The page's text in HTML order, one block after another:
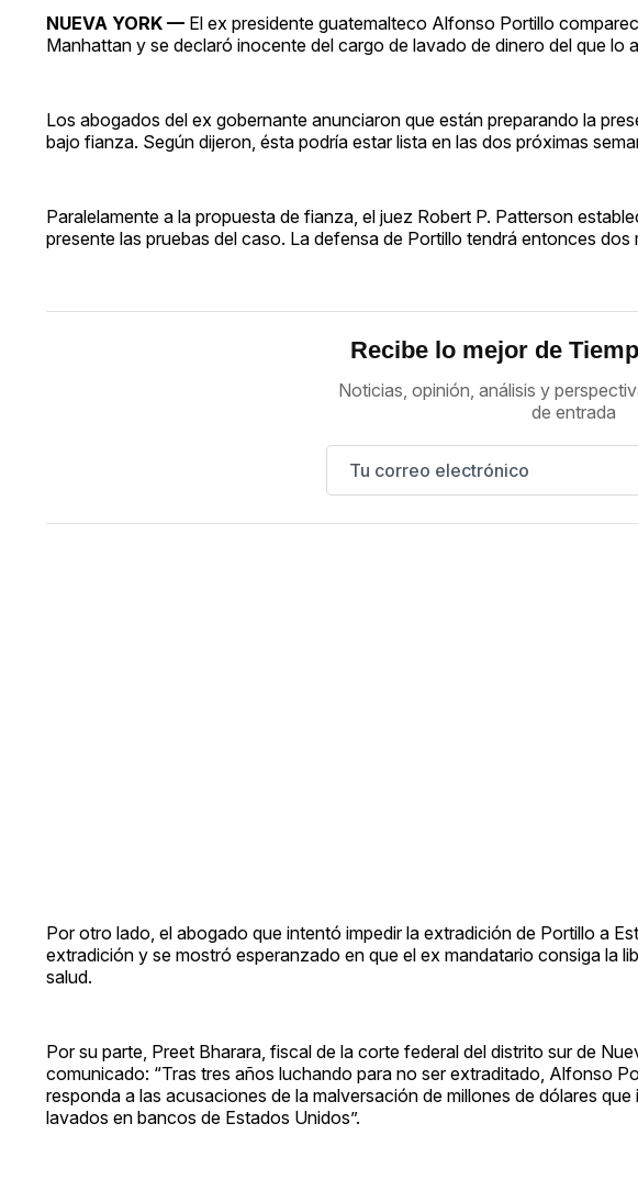
NUEVA YORK — El ex presidente guatemalteco Alfonso Portillo
Manhattan y se declaró inocente del cargo de lavado de dinero del que lo
Los abogados del ex gobernante anunciaron que están preparando la
bajo fianza. Según dijeron, ésta podría estar lista en las dos próximas
Paralelamente a la propuesta de fianza, el juez Robert P. Patterson
presente las pruebas del caso. La defensa de Portillo tendrá entonces dos
Recibe lo mejor de
Noticias, opinión, análisis y
de entrada
Por otro lado, el abogado que intentó impedir la extradición de Portillo a
extradición y se mostró esperanzado en que el ex mandatario consiga la
salud.
Por su parte, Preet Bharara, fiscal de la corte federal del distrito sur de
comunicado: “Tras tres años luchando para no ser extraditado, Alfonso
responda a las acusaciones de la malversación de millones de dólares
lavados en bancos de Estados Unidos”.